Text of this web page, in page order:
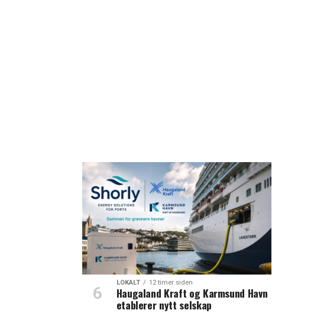
LOKALT 12 timer siden
Haugaland Kraft og Karmsund Havn
etablerer nytt selskap